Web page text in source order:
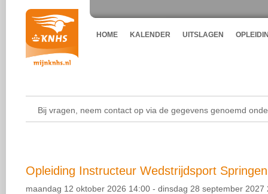
HOME KALENDER UITSLAGEN
Bij vragen, neem contact op via de gegevens genoemd
Opleiding Instructeur Wedstrijdsport
maandag 12 oktober 2026 14:00 - dinsdag 28 september 2027